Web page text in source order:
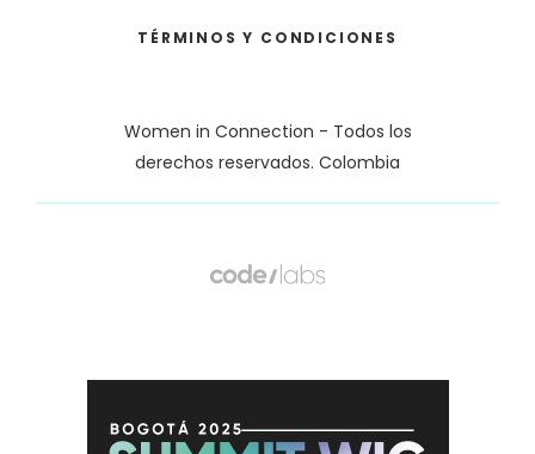
Women in Connection - Todos los
derechos reservados. Colombia
TÉRMINOS Y CONDICIONES